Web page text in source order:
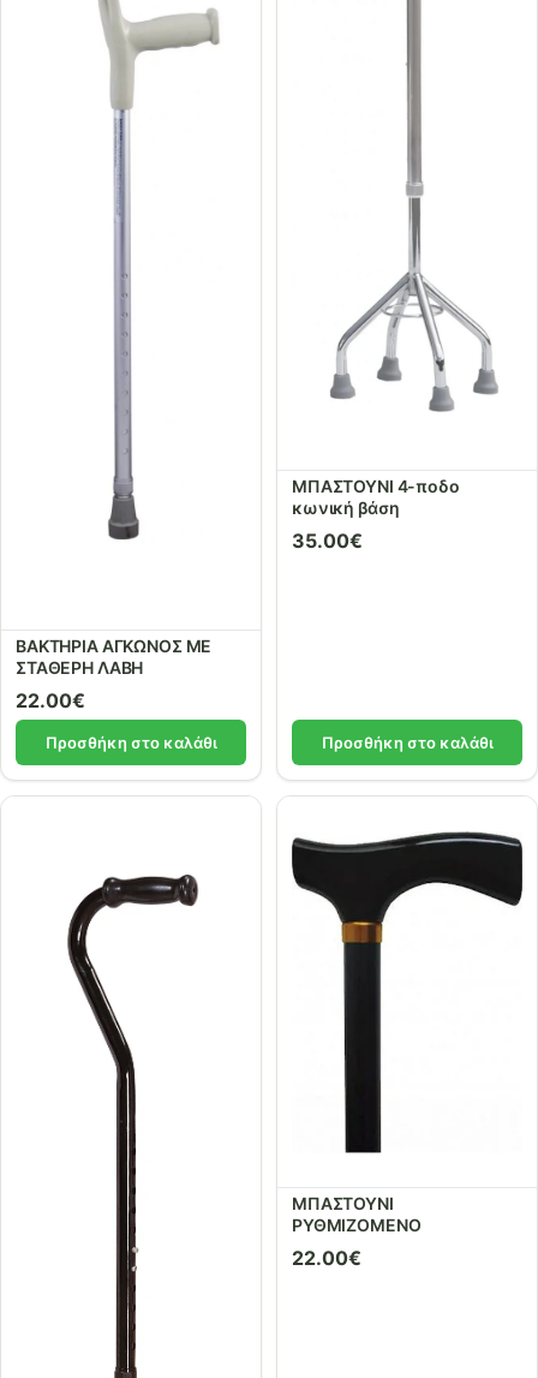
ΒΑΚΤΗΡΙΑ ΑΓΚΩΝΟΣ ΜΕ
ΣΤΑΘΕΡΗ ΛΑΒΗ
22.00€
Προσθήκη στο καλάθι
ΜΠΑΣΤΟΥΝΙ 4-ποδο
κωνική βάση
35.00€
Προσθήκη στο καλάθι
ΜΠΑΣΤΟΥΝΙ
ΡΥΘΜΙΖΟΜΕΝΟ
22.00€